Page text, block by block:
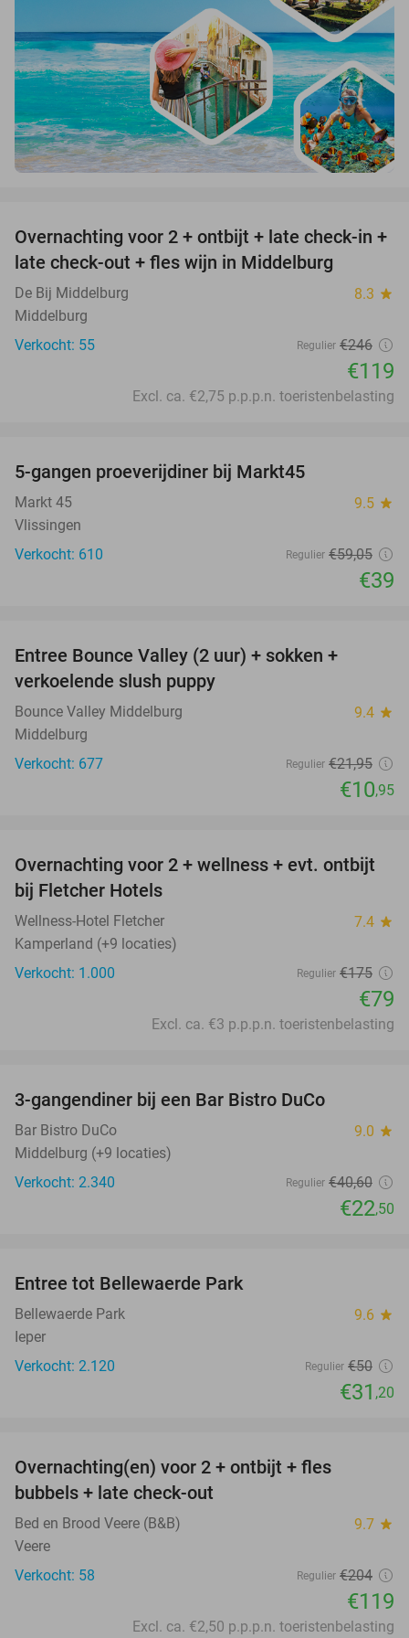
52%
Overnachting voor 2 + ontbijt + late check-in +
late check-out + fles wijn in Middelburg
De Bij Middelburg 8.3 star
Middelburg
Verkocht: 55
Regulier €246
€119
Excl. ca. €2,75 p.p.p.n. toeristenbelasting
5-gangen proeverijdiner bij Markt45
Markt 45 9.5 star
Vlissingen
Verkocht: 610
Regulier €59,05
€39
Entree Bounce Valley (2 uur) + sokken +
verkoelende slush puppy
Bounce Valley Middelburg 9.4 star
Middelburg
Verkocht: 677
Regulier €21,95
€10,95
55%
Overnachting voor 2 + wellness + evt. ontbijt
bij Fletcher Hotels
Wellness-Hotel Fletcher 7.4 star
Kamperland (+9 locaties)
Verkocht: 1.000
Regulier €175
€79
Excl. ca. €3 p.p.p.n. toeristenbelasting
3-gangendiner bij een Bar Bistro DuCo
Bar Bistro DuCo 9.0 star
Middelburg (+9 locaties)
Verkocht: 2.340
Regulier €40,60
€22,50
Entree tot Bellewaerde Park
Bellewaerde Park 9.6 star
Ieper
Verkocht: 2.120
Regulier €50
€31 ,20
Overnachting(en) voor 2 + ontbijt + fles
bubbels + late check-out
Bed en Brood Veere (B&B) 9.7 star
Veere
Verkocht: 58
Regulier €204
€119
Excl. ca. €2,50 p.p.p.n. toeristenbelasting